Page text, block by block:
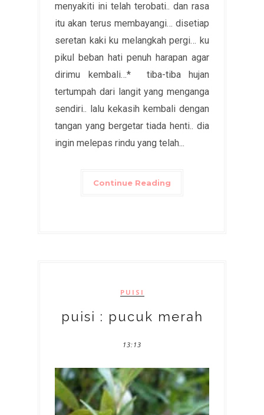
menyakiti ini telah terobati.. dan rasa
itu akan terus membayangi… disetiap
seretan kaki ku melangkah pergi… ku
pikul beban hati penuh harapan agar
dirimu kembali…* tiba-tiba hujan
tertumpah dari langit yang menganga
sendiri.. lalu kekasih kembali dengan
tangan yang bergetar tiada henti.. dia
ingin melepas rindu yang telah...
Continue Reading
PUISI
puisi : pucuk merah
13:13